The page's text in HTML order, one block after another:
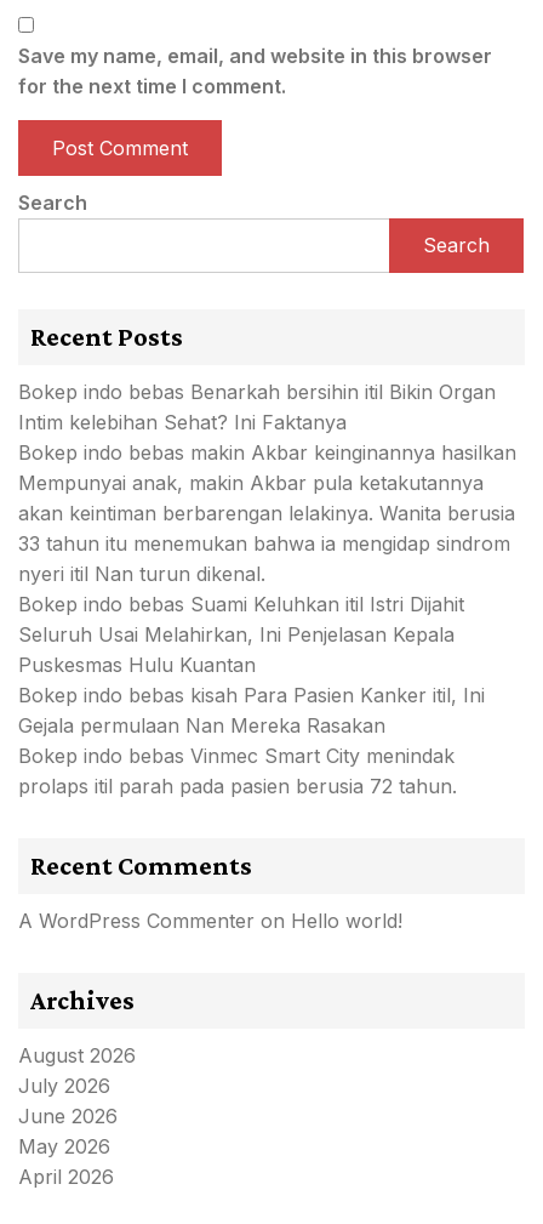
Save my name, email, and website in this browser
for the next time I comment.
Search
Search
Recent Posts
Bokep indo bebas Benarkah bersihin itil Bikin Organ
Intim kelebihan Sehat? Ini Faktanya
Bokep indo bebas makin Akbar keinginannya hasilkan
Mempunyai anak, makin Akbar pula ketakutannya
akan keintiman berbarengan lelakinya. Wanita berusia
33 tahun itu menemukan bahwa ia mengidap sindrom
nyeri itil Nan turun dikenal.
Bokep indo bebas Suami Keluhkan itil Istri Dijahit
Seluruh Usai Melahirkan, Ini Penjelasan Kepala
Puskesmas Hulu Kuantan
Bokep indo bebas kisah Para Pasien Kanker itil, Ini
Gejala permulaan Nan Mereka Rasakan
Bokep indo bebas Vinmec Smart City menindak
prolaps itil parah pada pasien berusia 72 tahun.
Recent Comments
A WordPress Commenter on Hello world!
Archives
August 2026
July 2026
June 2026
May 2026
April 2026